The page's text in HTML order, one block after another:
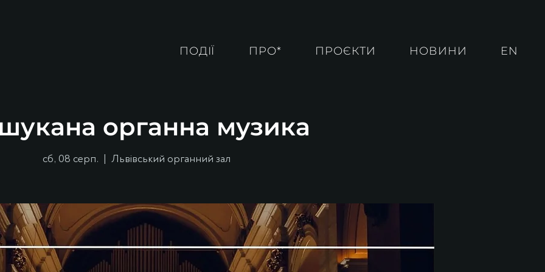
ПОДІЇ ПРО* ПРОЄКТИ НОВИНИ EN
органна музика
сб, 08 серп.
  |
Львівський органний зал